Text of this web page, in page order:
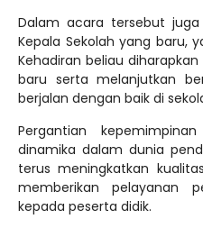
Dalam acara tersebut
Kepala Sekolah yang baru,
Kehadiran beliau
baru serta melanjutkan
berjalan dengan baik di
Pergantian
dinamika dalam dunia
terus meningkatkan
memberikan pelayanan
kepada peserta didik.